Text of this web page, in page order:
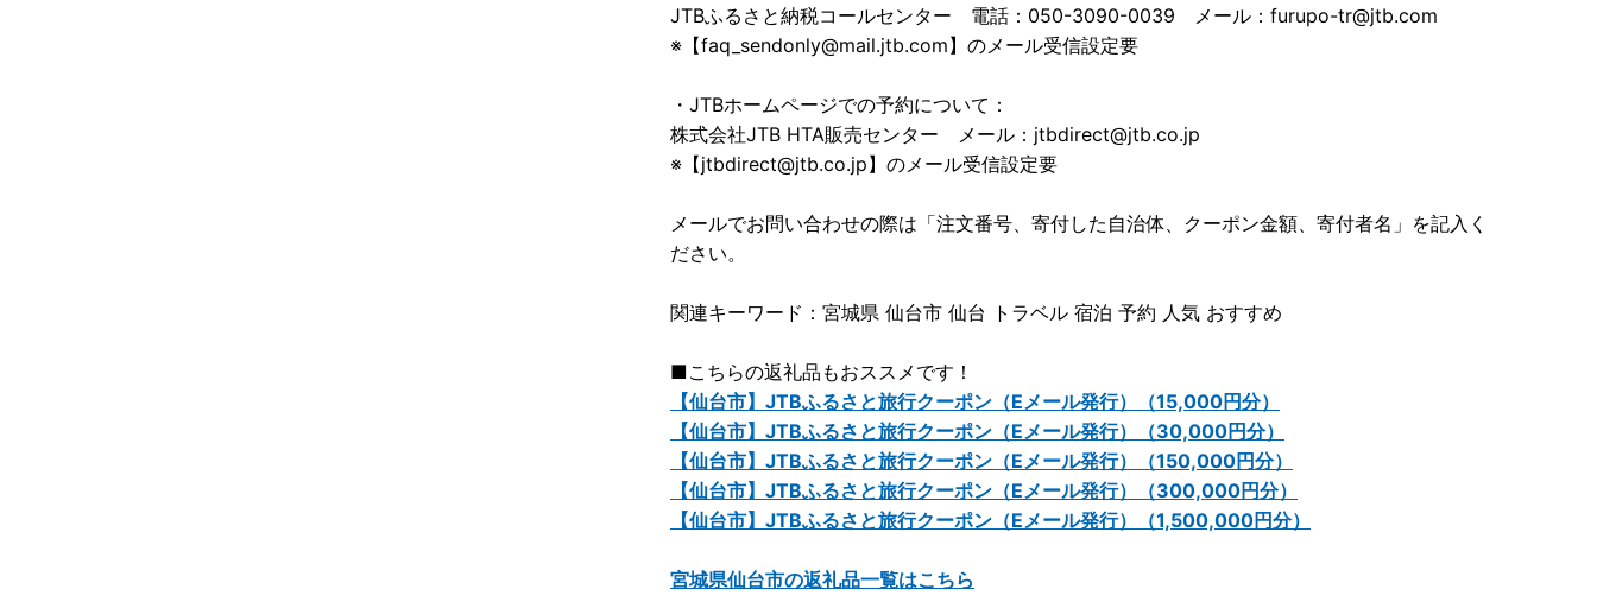
JTBふるさと納税コールセンター 電話：050-3090-0039 メール：furupo-tr@jtb.com
※【faq_sendonly@mail.jtb.com】のメール受信設定要
・JTBホームページでの予約について：
株式会社JTB HTA販売センター メール：jtbdirect@jtb.co.jp
※【jtbdirect@jtb.co.jp】のメール受信設定要
メールでお問い合わせの際は「注文番号、寄付した自治体、クーポン金額、寄付者名」を記入く
ださい。
関連キーワード：宮城県 仙台市 仙台 トラベル 宿泊 予約 人気 おすすめ
■こちらの返礼品もおススメです！
【仙台市】JTBふるさと旅行クーポン（Eメール発行）（15,000円分）
【仙台市】JTBふるさと旅行クーポン（Eメール発行）（30,000円分）
【仙台市】JTBふるさと旅行クーポン（Eメール発行）（150,000円分）
【仙台市】JTBふるさと旅行クーポン（Eメール発行）（300,000円分）
【仙台市】JTBふるさと旅行クーポン（Eメール発行）（1,500,000円分）
宮城県仙台市の返礼品一覧はこちら